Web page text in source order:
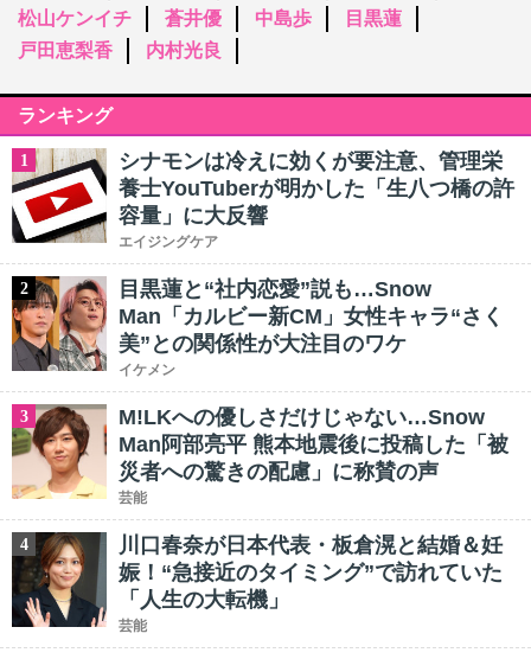
松山ケンイチ
蒼井優 中島歩
目黒蓮
戸田恵梨香
内村光良
ランキング
1
シナモンは冷えに効くが要注意、管理栄
養士YouTuberが明かした「生八つ橋の許
容量」に大反響
エイジングケア
2
目黒蓮と“社内恋愛”説も…Snow
Man「カルビー新CM」女性キャラ“さく
美”との関係性が大注目のワケ
イケメン
3
M!LKへの優しさだけじゃない…Snow
Man阿部亮平 熊本地震後に投稿した「被
災者への驚きの配慮」に称賛の声
芸能
4
川口春奈が日本代表・板倉滉と結婚＆妊
娠！“急接近のタイミング”で訪れていた
「人生の大転機」
芸能